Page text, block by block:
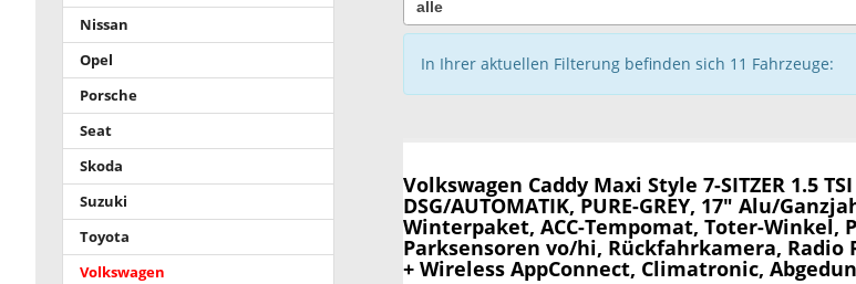
In Ihrer aktuellen Filterung befinden sich 11 Fahrzeuge:
Volkswagen Caddy Maxi Style 7-SITZER 1.5
DSG/AUTOMATIK, PURE-GREY, 17" Alu/
Winterpaket, ACC-Tempomat, Toter-Winkel,
Parksensoren vo/hi, Rückfahrkamera, Radio
+ Wireless AppConnect, Climatronic,
Nissan
Opel
Porsche
Seat
Skoda
Suzuki
Toyota
Volkswagen